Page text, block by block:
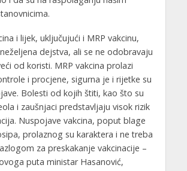
i lijek, uključujući i MRP vakcinu,
dejstva, ali se ne odobravaju
od koristi. MRP vakcina prolazi
i procjene, sigurna je i rijetke su
Bolesti od kojih štiti, kao što su
i zaušnjaci predstavljaju visok rizik
Nuspojave vakcina, poput blage
prolaznog su karaktera i ne treba
za preskakanje vakcinacije –
puta ministar Hasanović,